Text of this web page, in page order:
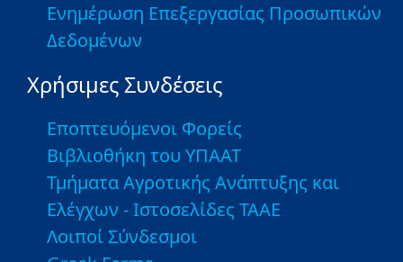
Ενημέρωση Επεξεργασίας Προσωπικών
Δεδομένων
Χρήσιμες Συνδέσεις
Εποπτευόμενοι Φορείς
Βιβλιοθήκη του ΥΠΑΑΤ
Τμήματα Αγροτικής Ανάπτυξης και
Ελέγχων - Ιστοσελίδες ΤΑΑΕ
Λοιποί Σύνδεσμοι